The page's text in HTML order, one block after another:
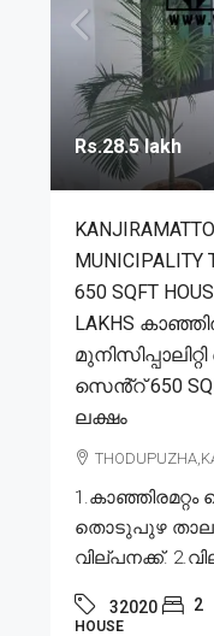
Rs.28.5 lakh
MUNICIPALITY
650 SQFT
LAKHS
സെൻ്റ് 650
ലക്ഷം
തൊടുപുഴ
വില്പനക്ക്.
32020 2
HOUSE